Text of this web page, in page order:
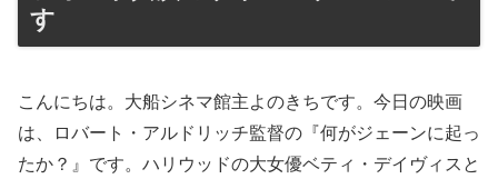
す
こんにちは。大船シネマ館主よのきちです。今日の映画
は、ロバート・アルドリッチ監督の『何がジェーンに起っ
たか？』です。ハリウッドの大女優ベティ・デイヴィスと